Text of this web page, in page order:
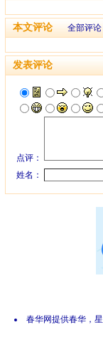
本文评论 全部评论
发表评论
点评：
姓名：
春华网提供春华，